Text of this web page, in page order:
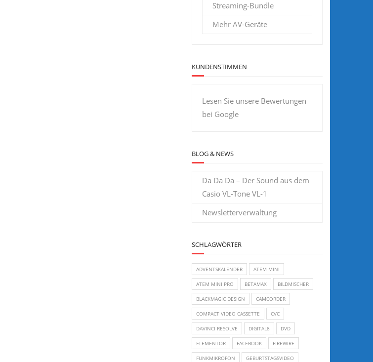
Streaming-Bundle
Mehr AV-Geräte
KUNDENSTIMMEN
Lesen Sie unsere Bewertungen
bei Google
BLOG & NEWS
Da Da Da – Der Sound aus dem
Casio VL-Tone VL-1
Newsletterverwaltung
SCHLAGWÖRTER
ADVENTSKALENDER ATEM MINI
ATEM MINI PRO BETAMAX BILDMISCHER
BLACKMAGIC DESIGN CAMCORDER
COMPACT VIDEO CASSETTE CVC
DAVINCI RESOLVE DIGITAL8 DVD
ELEMENTOR FACEBOOK FIREWIRE
FUNKMIKROFON GEBURTSTAGSVIDEO